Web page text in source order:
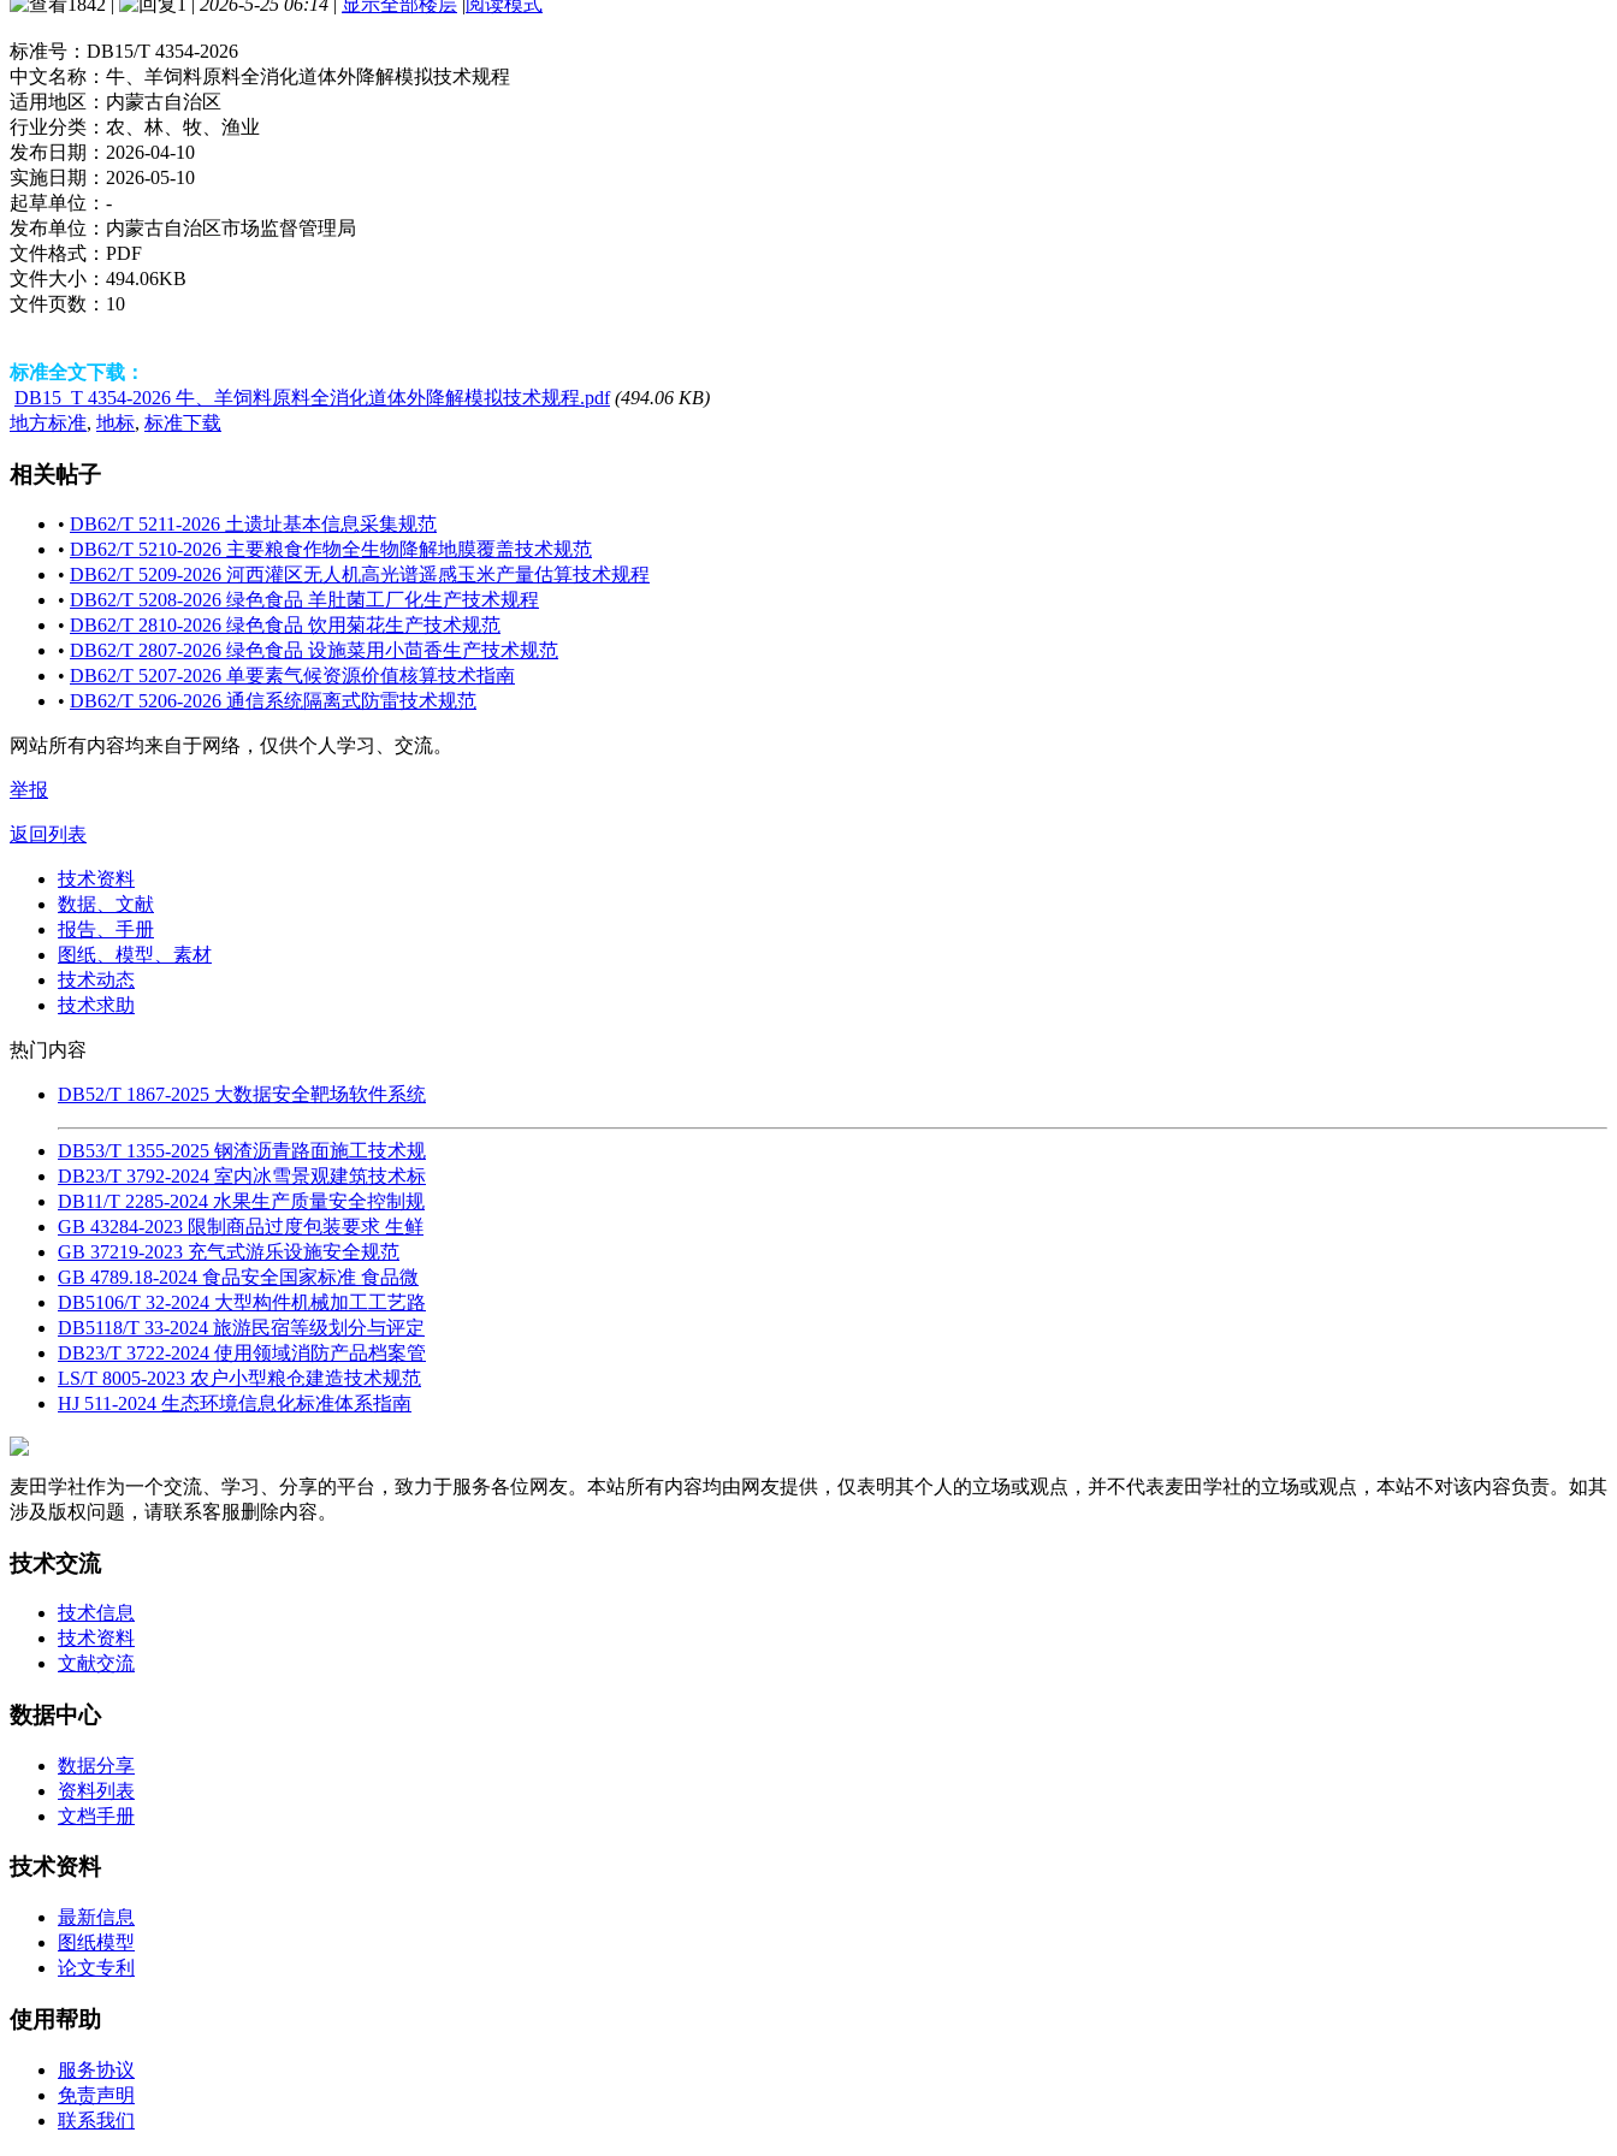
标准号： DB15/T 4354-2026
中文名称： 牛、羊饲料原料全消化道体外降解模拟技术规程
适用地区： 内蒙古自治区
行业分类： 农、林、牧、渔业
发布日期： 2026-04-10
实施日期： 2026-05-10
起草单位： -
发布单位： 内蒙古自治区市场监督管理局
文件格式： PDF
文件大小： 494.06KB
文件页数： 10
标准全文下载：
DB15_T 4354-2026 牛、羊饲料原料全消化道体外降解模拟技术规程.pdf (494.06 KB)
地方标准, 地标, 标准下载
相关帖子
• DB62/T 5211-2026 土遗址基本信息采集规范
• DB62/T 5210-2026 主要粮食作物全生物降解地膜覆盖技术规范
• DB62/T 5209-2026 河西灌区无人机高光谱遥感玉米产量估算技术规程
• DB62/T 5208-2026 绿色食品 羊肚菌工厂化生产技术规程
• DB62/T 2810-2026 绿色食品 饮用菊花生产技术规范
• DB62/T 2807-2026 绿色食品 设施菜用小茴香生产技术规范
• DB62/T 5207-2026 单要素气候资源价值核算技术指南
• DB62/T 5206-2026 通信系统隔离式防雷技术规范
网站所有内容均来自于网络，仅供个人学习、交流。
举报
返回列表
技术资料
数据、文献
报告、手册
图纸、模型、素材
技术动态
技术求助
热门内容
DB52/T 1867-2025 大数据安全靶场软件系统
DB53/T 1355-2025 钢渣沥青路面施工技术规
DB23/T 3792-2024 室内冰雪景观建筑技术标
DB11/T 2285-2024 水果生产质量安全控制规
GB 43284-2023 限制商品过度包装要求 生鲜
GB 37219-2023 充气式游乐设施安全规范
GB 4789.18-2024 食品安全国家标准 食品微
DB5106/T 32-2024 大型构件机械加工工艺路
DB5118/T 33-2024 旅游民宿等级划分与评定
DB23/T 3722-2024 使用领域消防产品档案管
LS/T 8005-2023 农户小型粮仓建造技术规范
HJ 511-2024 生态环境信息化标准体系指南
麦田学社作为一个交流、学习、分享的平台，致力于服务各位网友。本站所有内容均由网友提供，仅表明其个人的立场或观点，并不代表麦田学社的立场或观点，本站不对该内容负责。如其
涉及版权问题，请联系客服删除内容。
技术交流
技术信息
技术资料
文献交流
数据中心
数据分享
资料列表
文档手册
技术资料
最新信息
图纸模型
论文专利
使用帮助
服务协议
免责声明
联系我们